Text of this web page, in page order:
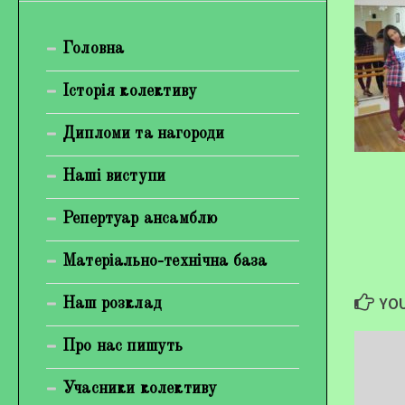
Гірієнко Ірина Михайлівна
Галерея
Відеогалерея
Фотогалерея
Головна
Історія колективу
Дипломи та нагороди
Наші виступи
Репертуар ансамблю
Матеріально-технічна база
Наш розклад
Про нас пишуть
Учасники колективу